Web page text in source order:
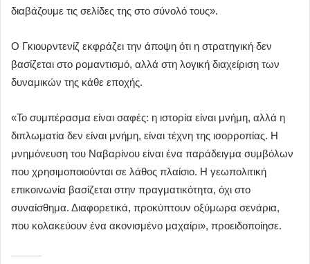
διαβάζουμε τις σελίδες της στο σύνολό τους».
Ο Γκιουρντενίζ εκφράζει την άποψη ότι η στρατηγική δεν
βασίζεται στο ρομαντισμό, αλλά στη λογική διαχείριση των
δυναμικών της κάθε εποχής.
«Το συμπέρασμα είναι σαφές: η ιστορία είναι μνήμη, αλλά η
διπλωματία δεν είναι μνήμη, είναι τέχνη της ισορροπίας. Η
μνημόνευση του Ναβαρίνου είναι ένα παράδειγμα συμβόλων
που χρησιμοποιούνται σε λάθος πλαίσιο. Η γεωπολιτική
επικοινωνία βασίζεται στην πραγματικότητα, όχι στο
συναίσθημα. Διαφορετικά, προκύπτουν οξύμωρα σενάρια,
που κολακεύουν ένα ακονισμένο μαχαίρι», προειδοποίησε.